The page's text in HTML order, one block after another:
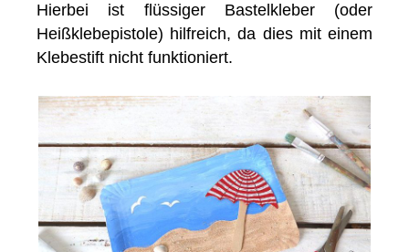
Hierbei ist flüssiger Bastelkleber (oder
Heißklebepistole) hilfreich, da dies mit einem
Klebestift nicht funktioniert.